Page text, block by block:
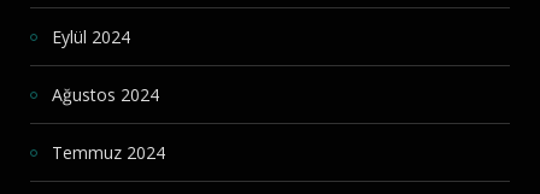
Eylül 2024
Ağustos 2024
Temmuz 2024